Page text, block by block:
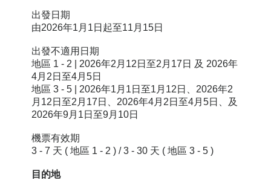
出發日期
由2026年1月1日起至11月15日
出發不適用日期
地區 1 - 2 | 2026年2月12日至2月17日 及 2026年
4月2日至4月5日
地區 3 - 5 | 2026年1月1日至1月12日、 2026年2
月12日至2月17日、2026年4月2日至4月5日、及
2026年9月1日至9月10日
機票有效期
3 - 7 天 ( 地區 1 - 2 )/3 - 30 天 ( 地區 3 - 5 )
目的地